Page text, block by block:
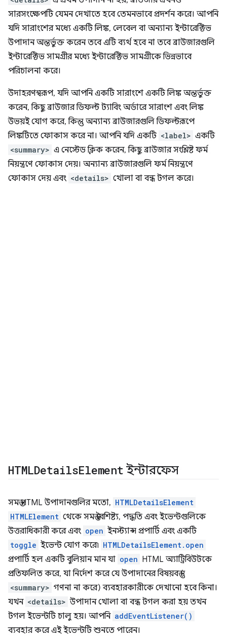
সারসংক্ষেপটি যেমন দেখাতে হবে তেমনভাবে প্রদর্শন করে। আপনি
যদি সারাংশের মধ্যে একটি লিঙ্ক, লেবেল বা অন্যান্য ইন্টারেক্টিভ
উপাদান অন্তর্ভুক্ত করেন তবে এটি ব্যর্থ হবে না তবে ব্রাউজারগুলি
ইন্টারেক্টিভ সামগ্রীর মধ্যে ইন্টারেক্টিভ সামগ্রীকে ভিন্নভাবে
পরিচালনা করে।
উদাহরণস্বরূপ, যদি আপনি একটি সারাংশে একটি লিঙ্ক অন্তর্ভুক্ত
করেন, কিছু ব্রাউজার ডিফল্ট ট্যাবিং অর্ডারে সারাংশ এবং লিঙ্ক
উভয়ই যোগ করে, কিন্তু অন্যান্য ব্রাউজারগুলি ডিফল্টরূপে
লিঙ্কটিতে ফোকাস করে না। আপনি যদি একটি <label> একটি
<summary> এ নেস্টেড ক্লিক করেন, কিছু ব্রাউজার সংশ্লিষ্ট ফর্ম
নিয়ন্ত্রণে ফোকাস দেয়। অন্যান্য ব্রাউজারগুলি ফর্ম নিয়ন্ত্রণে
ফোকাস দেয় এবং <details> খোলা বা বন্ধ টগল করে।
HTMLDetailsElement ইন্টারফেস
সমস্ত HTML উপাদানগুলির মতো, HTMLDetailsElement
HTMLElement থেকে সমস্ত বৈশিষ্ট্য, পদ্ধতি এবং ইভেন্টগুলিকে
উত্তরাধিকারী করে এবং open ইনস্ট্যান্স প্রপার্টি এবং একটি
toggle ইভেন্ট যোগ করে৷ HTMLDetailsElement.open
প্রপার্টি হল একটি বুলিয়ান মান যা open HTML অ্যাট্রিবিউটকে
প্রতিফলিত করে, যা নির্দেশ করে যে উপাদানের বিষয়বস্তু (
<summary> গণনা না করে) ব্যবহারকারীকে দেখানো হবে কিনা।
যখন <details> উপাদান খোলা বা বন্ধ টগল করা হয় তখন
টগল ইভেন্টটি চালু হয়। আপনি addEventListener()
ব্যবহার করে এই ইভেন্টটি শুনতে পারেন।